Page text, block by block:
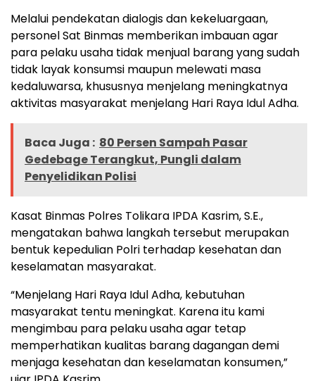
Melalui pendekatan dialogis dan kekeluargaan,
personel Sat Binmas memberikan imbauan agar
para pelaku usaha tidak menjual barang yang sudah
tidak layak konsumsi maupun melewati masa
kedaluwarsa, khususnya menjelang meningkatnya
aktivitas masyarakat menjelang Hari Raya Idul Adha.
Baca Juga : 80 Persen Sampah Pasar
Gedebage Terangkut, Pungli dalam
Penyelidikan Polisi
Kasat Binmas Polres Tolikara IPDA Kasrim, S.E.,
mengatakan bahwa langkah tersebut merupakan
bentuk kepedulian Polri terhadap kesehatan dan
keselamatan masyarakat.
“Menjelang Hari Raya Idul Adha, kebutuhan
masyarakat tentu meningkat. Karena itu kami
mengimbau para pelaku usaha agar tetap
memperhatikan kualitas barang dagangan demi
menjaga kesehatan dan keselamatan konsumen,”